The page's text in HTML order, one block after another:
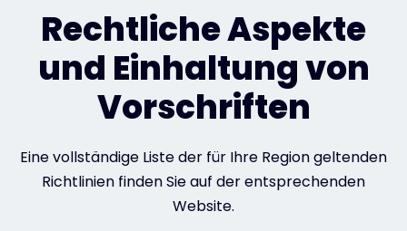
Ressourcen
Unternehmen
Partnerportal
Exclusive Access Anmeldung
Rechtliche Aspekte
und Einhaltung von
Vorschriften
Eine vollständige Liste der für Ihre Region geltenden
Richtlinien finden Sie auf der entsprechenden
Website.